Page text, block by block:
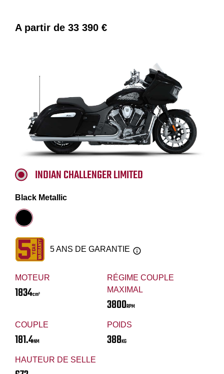
A partir de 33 390 €
MOTEUR
1834cm³
RÉGIME COUPLE
MAXIMAL
3800RPM
COUPLE
181.4NM
POIDS
388KG
HAUTEUR DE SELLE
INDIAN CHALLENGER LIMITED
Black Metallic
5 ANS DE GARANTIE